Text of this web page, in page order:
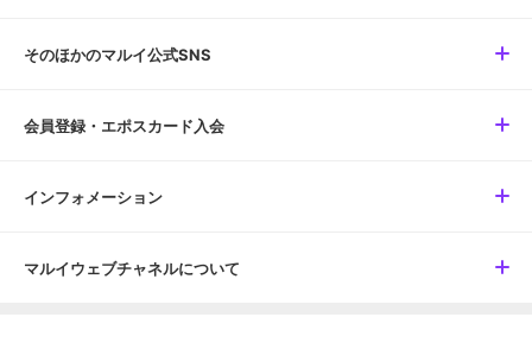
そのほかのマルイ公式SNS
会員登録・エポスカード入会
インフォメーション
マルイウェブチャネルについて